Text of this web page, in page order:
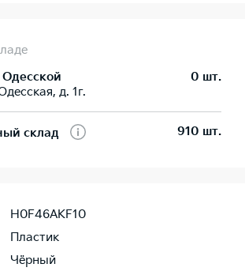
д. 1г.
0 шт.
склад 910 шт.
H0F46AKF10
Пластик
Чёрный